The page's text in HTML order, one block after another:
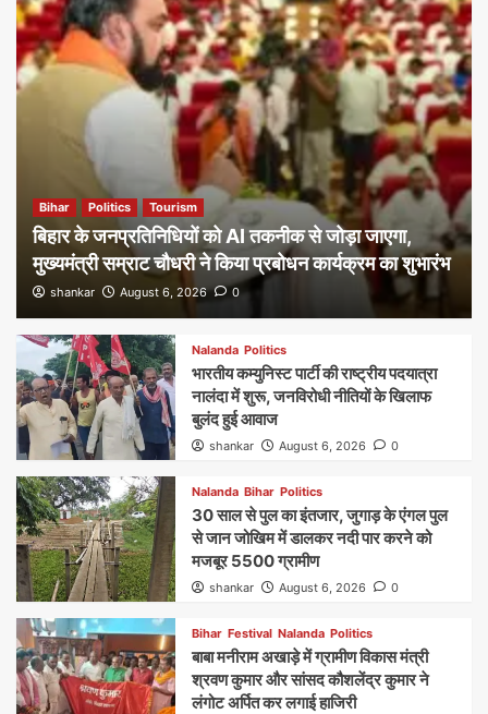
Bihar Politics Tourism
बिहार के जनप्रतिनिधियों को AI तकनीक से जोड़ा जाएगा,
मुख्यमंत्री सम्राट चौधरी ने किया प्रबोधन कार्यक्रम का शुभारंभ
shankar August 6, 2026 0
Nalanda Politics
भारतीय कम्युनिस्ट पार्टी की राष्ट्रीय पदयात्रा
नालंदा में शुरू, जनविरोधी नीतियों के खिलाफ
बुलंद हुई आवाज
shankar August 6, 2026 0
Nalanda Bihar Politics
30 साल से पुल का इंतजार, जुगाड़ के एंगल पुल
से जान जोखिम में डालकर नदी पार करने को
मजबूर 5500 ग्रामीण
shankar August 6, 2026 0
Bihar Festival Nalanda Politics
बाबा मनीराम अखाड़े में ग्रामीण विकास मंत्री
श्रवण कुमार और सांसद कौशलेंद्र कुमार ने
लंगोट अर्पित कर लगाई हाजिरी